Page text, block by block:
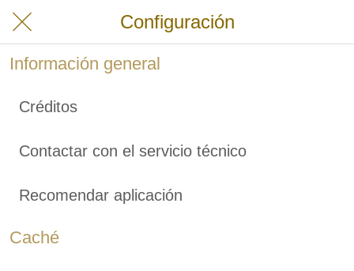
Configuración
Información general
Créditos
Contactar con el servicio técnico
Recomendar aplicación
Caché